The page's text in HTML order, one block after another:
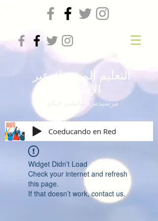
التعليم المشترك عبر
الإنترنت
مرسيدس سانشيز فيكو
Coeducando en Red
Widget Didn’t Load
Check your internet and refresh
this page.
If that doesn’t work, contact us.